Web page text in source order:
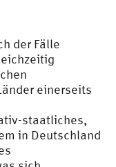
der Fälle
einerseits
staatliches,
in Deutschland